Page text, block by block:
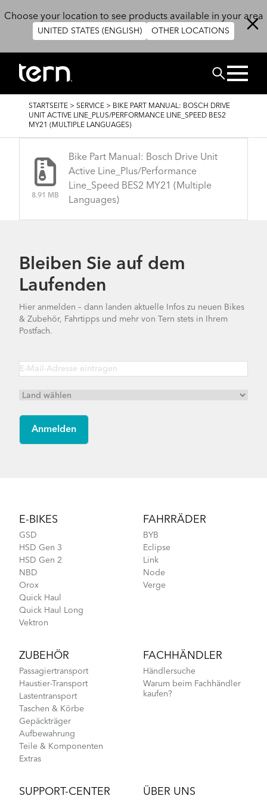
Choose your location to see products available in your area
UNITED STATES (ENGLISH) OTHER LOCATIONS
SUCHEN
PFADNAVIGATION
STARTSEITE > SERVICE > BIKE PART MANUAL: BOSCH DRIVE
UNIT ACTIVE LINE_PLUS/PERFORMANCE LINE_SPEED BES2
MY21 (MULTIPLE LANGUAGES)
8.91 MB
Bike Part Manual: Bosch Drive Unit
Active Line_Plus/Performance
Line_Speed BES2 MY21 (Multiple
Languages)
Bleiben Sie auf dem
Laufenden
Hier anmelden – dann landen aktuelle Infos zu neuen Bikes
& Zubehör, Fahrtipps und mehr von Tern stets in Ihrem
Postfach.
E-BIKES
GSD
HSD Gen 3
HSD Gen 2
NBD
Orox
Quick Haul
Quick Haul Long
Vektron
FAHRRÄDER
BYB
Eclipse
Link
Node
Verge
ZUBEHÖR
Passagiertransport
Haustier-Transport
Lastentransport
Taschen & Körbe
Gepäckträger
Aufbewahrung
Teile & Komponenten
Extras
FACHHÄNDLER
Händlersuche
Warum beim Fachhändler
kaufen?
SUPPORT-CENTER ÜBER UNS